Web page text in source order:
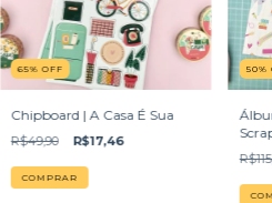
65%OFF
Chipboard | A Casa É Sua
R$49,90 R$17,46
50%